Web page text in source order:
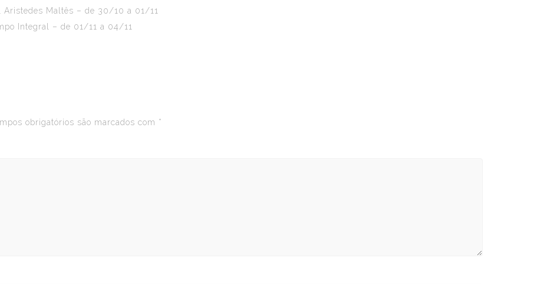
Aristedes Maltês – de 30/10 a 01/11
Integral – de 01/11 a 04/11
obrigatórios são marcados com *